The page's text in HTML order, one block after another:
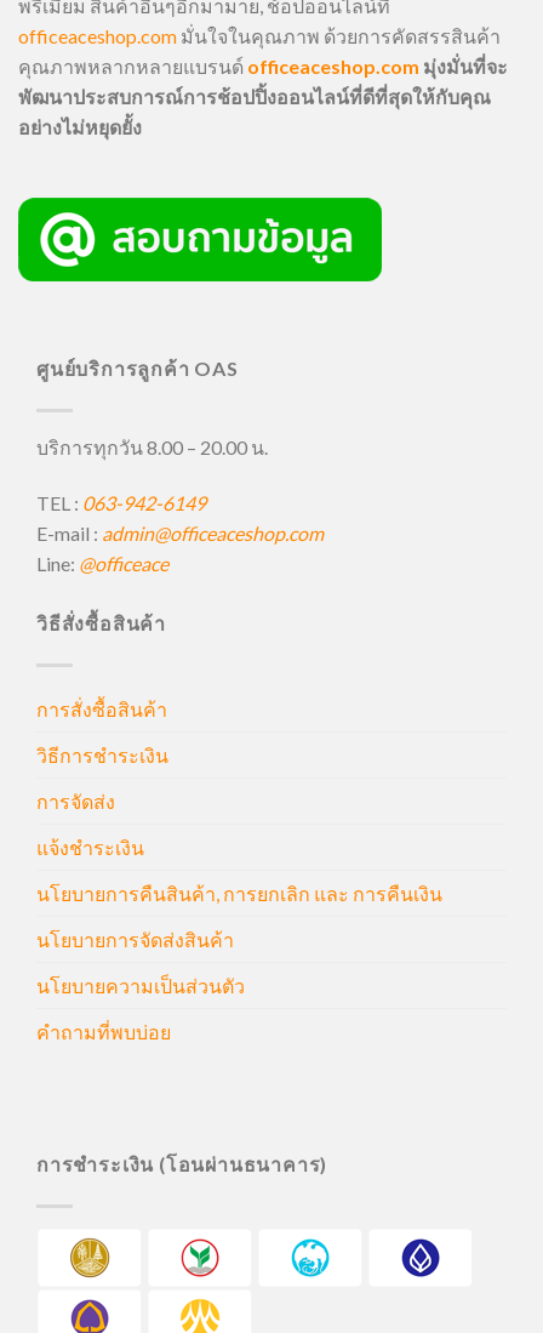
พรีเมี่ยม สินค้าอื่นๆอีกมามาย, ช้อปออนไลน์ที่
officeaceshop.com มั่นใจในคุณภาพ ด้วยการคัดสรรสินค้า
คุณภาพหลากหลายแบรนด์ officeaceshop.com มุ่งมั่นที่จะ
พัฒนาประสบการณ์การช้อปปิ้งออนไลน์ที่ดีที่สุดให้กับคุณ
อย่างไม่หยุดยั้ง
ศูนย์บริการลูกค้า OAS
บริการทุกวัน 8.00 – 20.00 น.
TEL : 063-942-6149
E-mail : admin@officeaceshop.com
Line: @officeace
วิธีสั่งซื้อสินค้า
การสั่งซื้อสินค้า
วิธีการชำระเงิน
การจัดส่ง
แจ้งชำระเงิน
นโยบายการคืนสินค้า, การยกเลิก และ การคืนเงิน
นโยบายการจัดส่งสินค้า
นโยบายความเป็นส่วนตัว
คำถามที่พบบ่อย
การชำระเงิน (โอนผ่านธนาคาร)